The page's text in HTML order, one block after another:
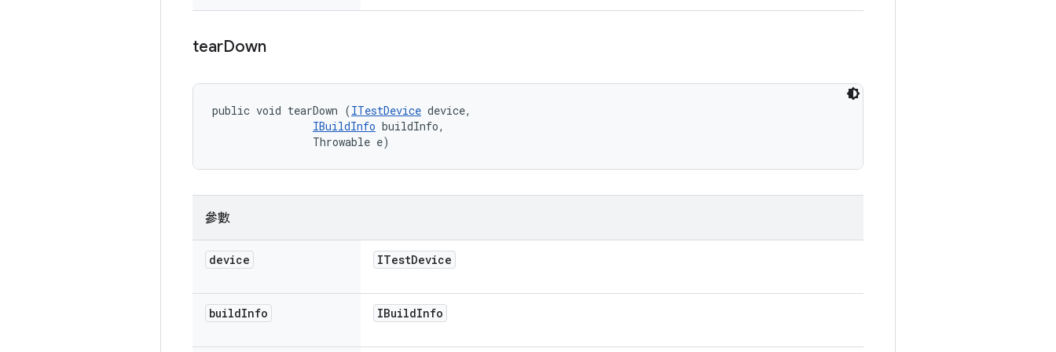
tearDown
public void tearDown (ITestDevice device,
IBuildInfo buildInfo,
                Throwable e)
參數
device ITestDevice
buildInfo IBuildInfo